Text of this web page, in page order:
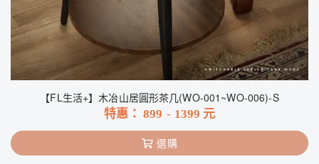
【FL生活+】木冶山居圓形茶几(WO-001~WO-006)-S
特惠：899 - 1399 元
選購